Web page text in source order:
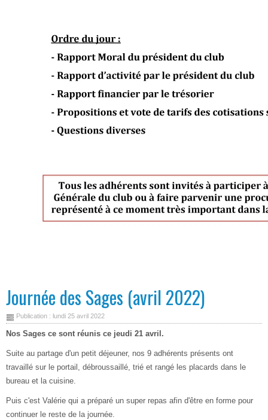
Journée des Sages (avril 2022)
Publication : lundi 25 avril 2022
Nos Sages ce sont réunis ce jeudi 21 avril.
Suite au partage d'un petit déjeuner, nos 9 adhérents présents ont
travaillé sur le portail, débroussaillé, trié et rangé les placards dans le
bureau et la cuisine.
Puis c'est Valérie qui a préparé un super repas afin d'être en forme pour
continuer le reste de la journée.